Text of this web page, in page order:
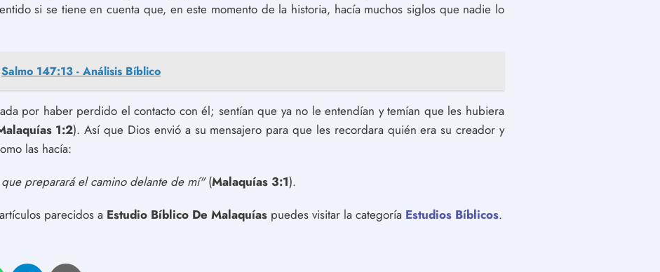
si se tiene en cuenta que, en este momento de la historia, hacía muchos siglos que nadie lo
Salmo 147:13 - Análisis Bíblico
por haber perdido el contacto con él; sentían que ya no le entendían y temían que les hubiera
1:2). Así que Dios envió a su mensajero para que les recordara quién era su creador y
las hacía:
preparará el camino delante de mí"(Malaquías 3:1).
parecidos a Estudio Bíblico De Malaquías puedes visitar la categoría Estudios Bíblicos.